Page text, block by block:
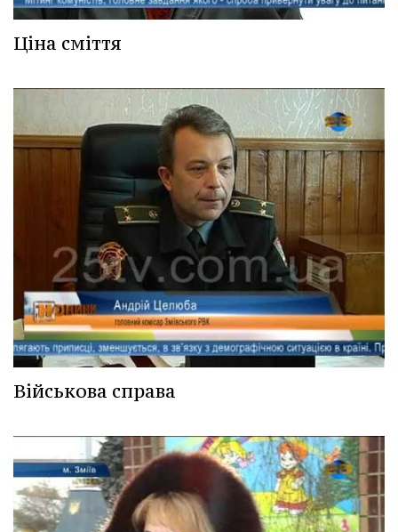
Ціна сміття
Військова справа